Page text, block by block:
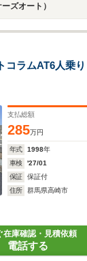
ズオート）
ラムAT6人乗り
支払総額
285万円
年式 1998年
車検
'27/01
保証
保証付
住所
群馬県高崎市
在庫確認・見積依頼
電話する